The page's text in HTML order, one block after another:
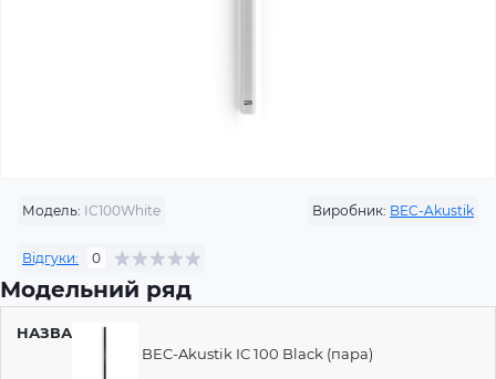
Модель: IC100White Виробник: BEC-Akustik
Відгуки: 0
Модельний ряд
НАЗВА ЦІНА
BEC-Akustik IC 100 Black (пара)